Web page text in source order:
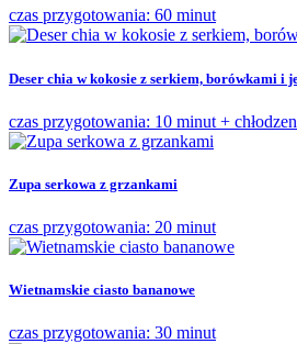
czas przygotowania: 60 minut
Deser chia w kokosie z serkiem, borówkami i
czas przygotowania: 10 minut +
Zupa serkowa z grzankami
czas przygotowania: 20 minut
Wietnamskie ciasto bananowe
czas przygotowania: 30 minut